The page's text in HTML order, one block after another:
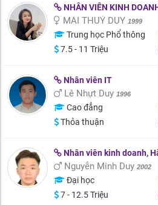
NHÂN VIÊN KINH
MAI THUÝ DUY 1999
Trung học Phổ thông
7.5 - 11 Triệu
Nhân viên IT
Lê Nhựt Duy 1996
Cao đẳng
Thỏa thuận
Nhân viên kinh doanh,
Nguyễn Minh Duy 2002
Đại học
7 - 12.5 Triệu